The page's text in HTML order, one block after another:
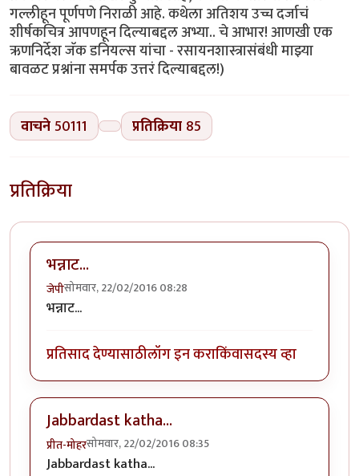
वाचने50111 प्रतिक्रिया 85
प्रतिक्रिया
भन्नाट...
जेपीसोमवार, 22/02/2016 08:28
भन्नाट...
प्रतिसाद देण्यासाठीलॉग इन कराकिंवासदस्य व्हा
Jabbardast katha...
प्रीत-मोहरसोमवार, 22/02/2016 08:35
Jabbardast katha...